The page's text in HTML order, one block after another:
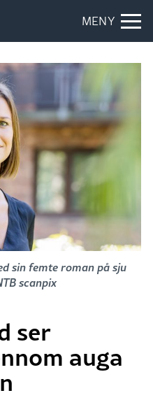
MENY
sin femte roman på sju
scanpix
ser
auga